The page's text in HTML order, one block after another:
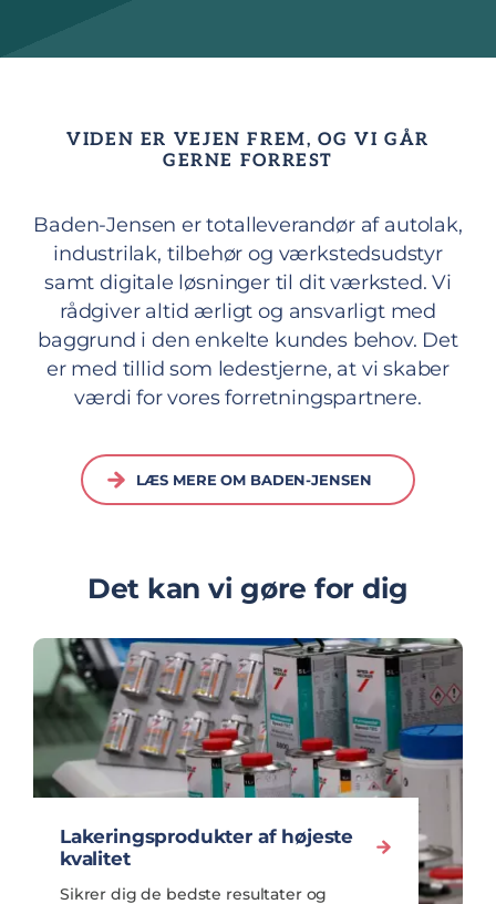
VIDEN ER VEJEN FREM, OG VI GÅR
GERNE FORREST
Baden-Jensen er totalleverandør af autolak,
industrilak, tilbehør og værkstedsudstyr
samt digitale løsninger til dit værksted. Vi
rådgiver altid ærligt og ansvarligt med
baggrund i den enkelte kundes behov. Det
er med tillid som ledestjerne, at vi skaber
værdi for vores forretningspartnere.
LÆS MERE OM BADEN-JENSEN
Det kan vi gøre for dig
Lakeringsprodukter af højeste
kvalitet
Sikrer dig de bedste resultater og